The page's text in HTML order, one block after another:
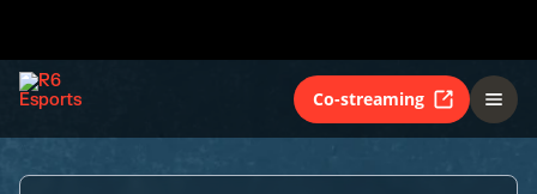
Co-streaming